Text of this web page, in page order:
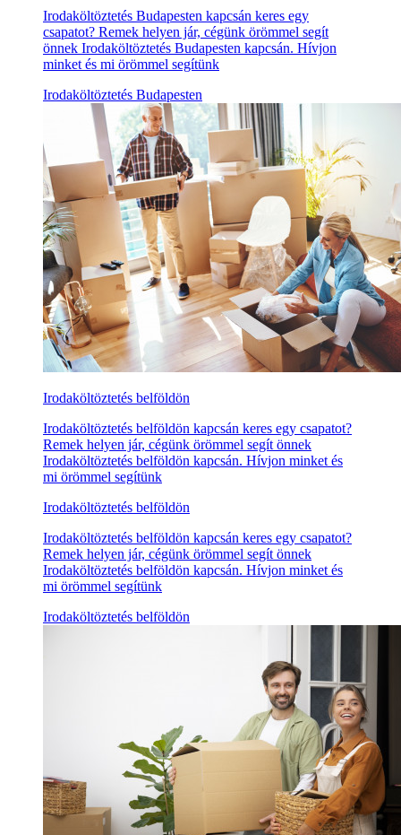
Irodaköltöztetés Budapesten kapcsán keres egy
csapatot? Remek helyen jár, cégünk örömmel segít
önnek Irodaköltöztetés Budapesten kapcsán. Hívjon
minket és mi örömmel segítünk
Irodaköltöztetés Budapesten
Irodaköltöztetés belföldön
Irodaköltöztetés belföldön kapcsán keres egy csapatot?
Remek helyen jár, cégünk örömmel segít önnek
Irodaköltöztetés belföldön kapcsán. Hívjon minket és
mi örömmel segítünk
Irodaköltöztetés belföldön
Irodaköltöztetés belföldön kapcsán keres egy csapatot?
Remek helyen jár, cégünk örömmel segít önnek
Irodaköltöztetés belföldön kapcsán. Hívjon minket és
mi örömmel segítünk
Irodaköltöztetés belföldön